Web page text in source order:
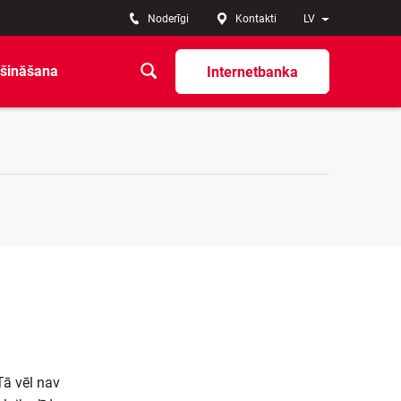
LV
Noderīgi Kontakti
Internetbanka
vēl nav